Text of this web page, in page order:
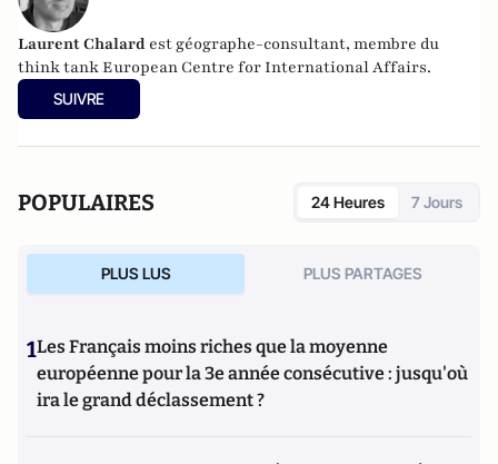
Laurent Chalard est géographe-consultant, membre du
think tankEuropean Centre for International Affairs.
SUIVRE
POPULAIRES 24 Heures 7 Jours
PLUS LUS PLUS PARTAGES
1Les Français moins riches que la moyenne
européenne pour la 3e année consécutive : jusqu'où
ira le grand déclassement ?